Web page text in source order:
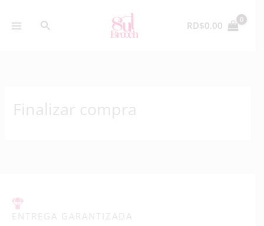
content
Search RD$0.00
Finalizar compra
ENTREGA GARANTIZADA